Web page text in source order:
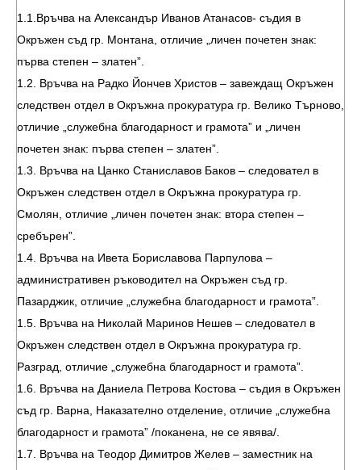
1.1.Връчва на Александър Иванов Атанасов- съдия в
Окръжен съд гр. Монтана, отличие „личен почетен знак:
първа степен – златен”.
1.2. Връчва на Радко Йончев Христов – завеждащ Окръжен
следствен отдел в Окръжна прокуратура гр. Велико Търново,
отличие „служебна благодарност и грамота” и „личен
почетен знак: първа степен – златен”.
1.3. Връчва на Цанко Станиславов Баков – следовател в
Окръжен следствен отдел в Окръжна прокуратура гр.
Смолян, отличие „личен почетен знак: втора степен –
сребърен”.
1.4. Връчва на Ивета Бориславова Парпулова –
административен ръководител на Окръжен съд гр.
Пазарджик, отличие „служебна благодарност и грамота”.
1.5. Връчва на Николай Маринов Нешев – следовател в
Окръжен следствен отдел в Окръжна прокуратура гр.
Разград, отличие „служебна благодарност и грамота”.
1.6. Връчва на Даниела Петрова Костова – съдия в Окръжен
съд гр. Варна, Наказателно отделение, отличие „служебна
благодарност и грамота” /поканена, не се явява/.
1.7. Връчва на Теодор Димитров Желев – заместник на